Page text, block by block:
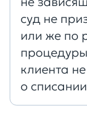
суд не
или же по
клиента
о